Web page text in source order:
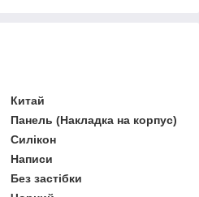
Китай
Панель (Накладка на корпус)
Силікон
Написи
Без застібки